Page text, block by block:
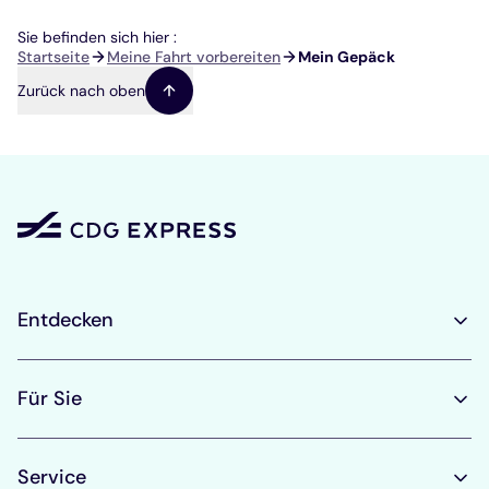
Sie befinden sich hier :
Pfadnavigation
Startseite Meine Fahrt vorbereiten
Mein Gepäck
Zurück nach oben
Entdecken
Für Sie
Service